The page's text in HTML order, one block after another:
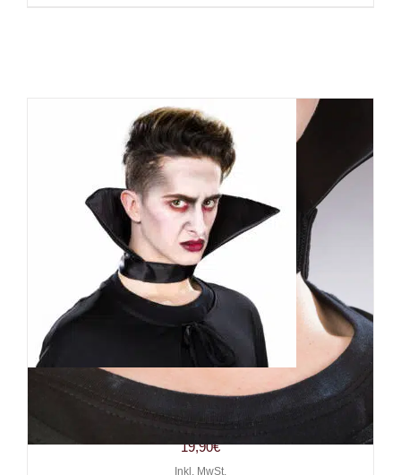
Mad Moonshine Stehkragen
Dracula
19,90€
Inkl. MwSt.